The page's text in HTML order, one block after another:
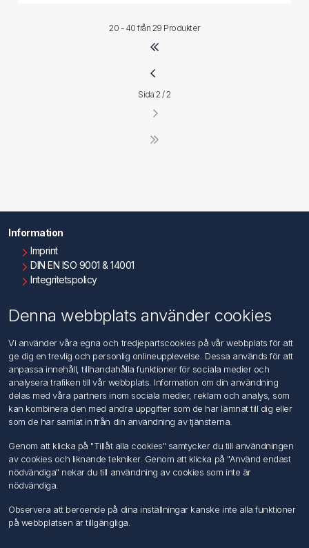
20 - 40 från 29 Produkter
Sida 2 / 2
Information
Imprint
DIN EN ISO 9001 & 14001
Integritetspolicy
Kontakta oss
Kundtjänst
Sök
Mitt konto
Mina ordrar
Mina adresser
Följ oss
Denna webbplats använder cookies
Vi använder våra egna och tredjepartscookies på vår webbplats för att
ge dig en trevlig och personlig onlineupplevelse. Dessa används för att
anpassa innehåll, tillhandahålla funktioner för sociala medier och
analysera trafiken till vår webbplats. Information om din användning
delas med våra partners inom sociala medier, reklam och analys, som
kan kombinera den med andra uppgifter som de har lämnat till dig eller
som de har samlat in från din användning av tjänsterna.
Genom att klicka på "Tillåt alla cookies" samtycker du till användningen
av cookies och liknande tekniker. Genom att klicka på "Använd endast
nödvändiga" nekar du till användning av cookies som inte är
nödvändiga.
Observera att beroende på dina inställningar kanske inte alla funktioner
på webbplatsen är tillgängliga.